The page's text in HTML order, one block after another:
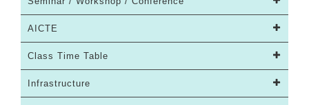
AICTE
Class Time Table
Infrastructure